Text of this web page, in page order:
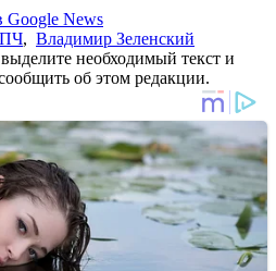
Google News
, Владимир Зеленский
необходимый текст и
об этом редакции.